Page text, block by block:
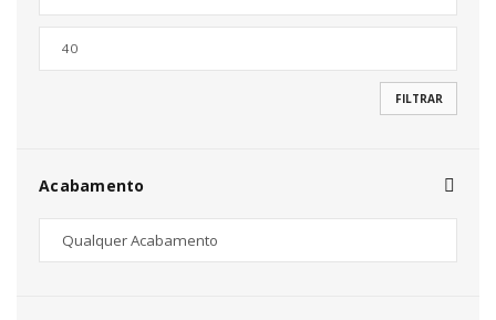
FILTRAR
Acabamento